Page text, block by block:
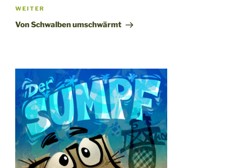
Nächster
Beitrag
WEITER
Von Schwalben umschwärmt